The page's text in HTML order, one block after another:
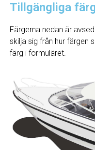
Tillgängliga
Färgerna nedan är
skilja sig från hur färgen
färg i formuläret.